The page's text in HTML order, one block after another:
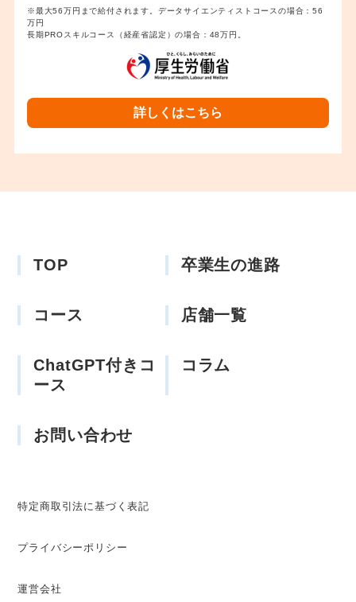
※最大56万円まで給付されます。データサイエンティストコースの場合：56
万円
長期PROスキルコース（経産省認定）の場合：48万円。
詳しくはこちら
TOP 卒業生の進路
コース 店舗一覧
ChatGPT付きコ
ース
コラム
お問い合わせ
特定商取引法に基づく表記
プライバシーポリシー
運営会社